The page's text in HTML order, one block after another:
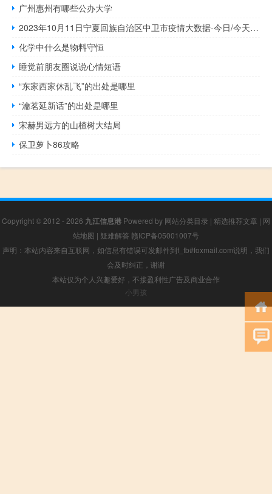
广州惠州有哪些公办大学
2023年10月11日宁夏回族自治区中卫市疫情大数据-今日/今天疫情全网搜索最新实时消息动态情况通知播报
化学中什么是物料守恒
睡觉前朋友圈说说心情短语
“东家西家休乱飞”的出处是哪里
“瀹茗延新话”的出处是哪里
宋赫男远方的山楂树大结局
保卫萝卜86攻略
Copyright © 2012 - 2026 九江信息港 Powered by 网站分类目录 | 精选推荐文章 | 网
站地图 | 疑难解答 赣ICP备05001007号
声明：本站内容来自互联网，如信息有错误可发邮件到f_fb#foxmail.com说明，我们
会及时纠正，谢谢
本站仅为个人兴趣爱好，不接盈利性广告及商业合作
小男孩